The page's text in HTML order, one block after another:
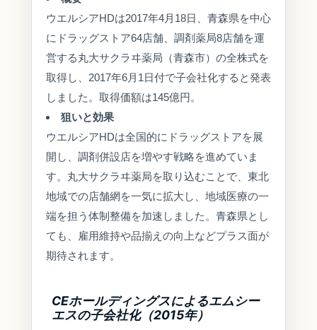
ウエルシアHDは2017年4月18日、青森県を中心
にドラッグストア64店舗、調剤薬局8店舗を運
営する丸大サクラヰ薬局（青森市）の全株式を
取得し、2017年6月1日付で子会社化すると発表
しました。取得価額は145億円。
狙いと効果
ウエルシアHDは全国的にドラッグストアを展
開し、調剤併設店を増やす戦略を進めていま
す。丸大サクラヰ薬局を取り込むことで、東北
地域での店舗網を一気に拡大し、地域医療の一
端を担う体制整備を加速しました。青森県とし
ても、雇用維持や品揃えの向上などプラス面が
期待されます。
CEホールディングスによるエムシー
エスの子会社化（2015年）